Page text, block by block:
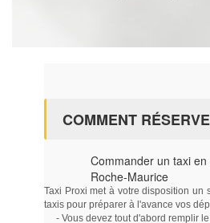
COMMENT
Commander un taxi
Roche-Maurice
Taxi Proxi met à votre disposition un
taxis pour préparer à l'avance vos
- Vous devez tout d'abord remplir